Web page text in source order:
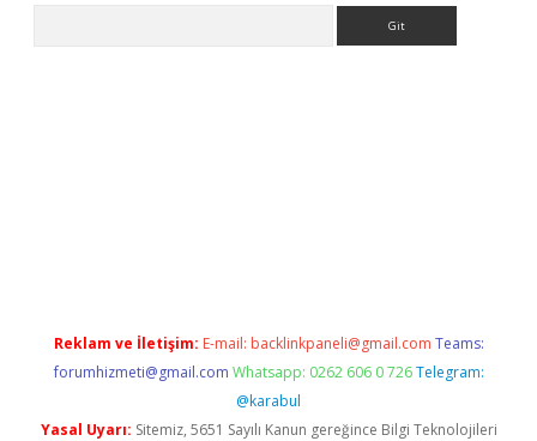
Reklam ve İletişim: E-mail: backlinkpaneli@gmail.com Teams:
forumhizmeti@gmail.com Whatsapp: 0262 606 0 726 Telegram:
@karabul
Yasal Uyarı: Sitemiz, 5651 Sayılı Kanun gereğince Bilgi Teknolojileri